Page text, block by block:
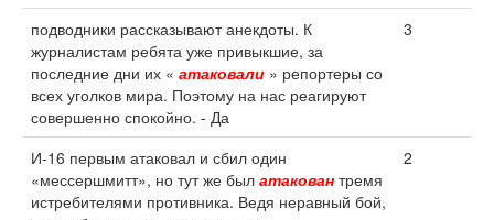
подводники рассказывают анекдоты. К
журналистам ребята уже привыкшие, за
последние дни их « атаковали » репортеры со
всех уголков мира. Поэтому на нас реагируют
совершенно спокойно. - Да
3
И-16 первым атаковал и сбил один
«мессершмитт», но тут же был атакован тремя
истребителями противника. Ведя неравный бой,
2